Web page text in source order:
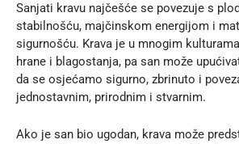
Sanjati kravu najčešće se povezuje s
stabilnošću, majčinskom energijom i
sigurnošću. Krava je u mnogim
hrane i blagostanja, pa san može
da se osjećamo sigurno, zbrinuto i
jednostavnim, prirodnim i stvarnim.
Ako je san bio ugodan, krava može